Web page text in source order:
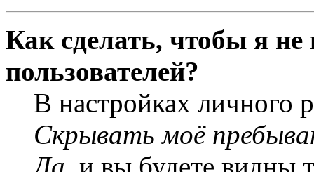
Как сделать, чтобы я
пользователей?
В настройках личного
Скрывать моё
Да, и вы будете видны